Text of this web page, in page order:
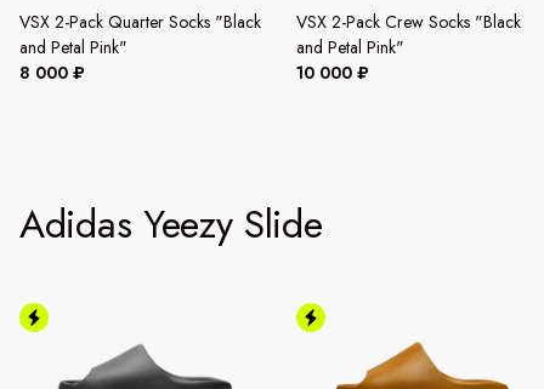
VSX 2-Pack Quarter Socks "Black
and Petal Pink"
8 000 ₽
VSX 2-Pack Crew Socks "Black
and Petal Pink"
10 000 ₽
Adidas Yeezy Slide